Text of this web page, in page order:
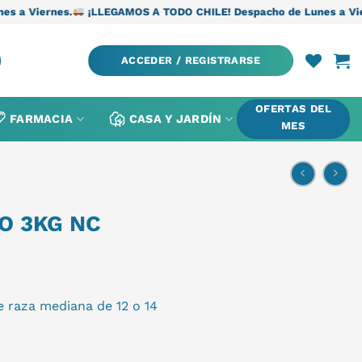
¡LLEGAMOS A TODO CHILE! Despacho de Lunes a Viernes.
ACCEDER / REGISTRARSE
FARMACIA CASA Y JARDÍN
OFERTAS DEL
MES
3KG NC
mediana de 12 o 14